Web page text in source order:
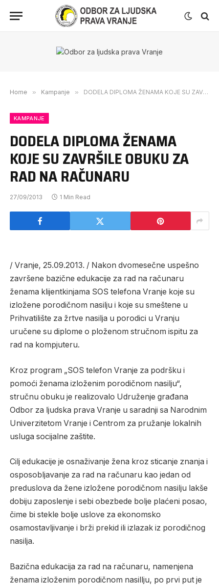
Home » Kampanje » DODELA DIPLOMA ŽENAMA KOJE SU ZAVRŠILE OBUKU ZA RAD NA RAČUNARU
KAMPANJE
DODELA DIPLOMA ŽENAMA
KOJE SU ZAVRŠILE OBUKU ZA
RAD NA RAČUNARU
27/09/2013 1 Min Read
/ Vranje, 25.09.2013. / Nakon dvomesečne uspešno
završene bazične edukacije za rad na računaru
ženama klijentkinjama SOS telefona Vranje koje su
izložene porodičnom nasilju i koje su smeštene u
Prihvatilište za žrtve nasilja u porodici u Vranju
uručene su diplome o ploženom stručnom ispitu za
rad na kompjuteru.
Kroz program „SOS telefon Vranje za podršku i
pomoći ženama izloženim porodičnom nasilju“,
stručnu obuku je realizovalo Udruženje građana
Odbor za ljudska prava Vranje u saradnji sa Narodnim
Univerzitetom Vranje i Centrom za pružanje lokalnih
usluga socijalne zaštite.
Cilj edukacije je osnaživanje žena kroz sticanje znanja i
osposobljavanje za rad na računaru kao jedan od
preduslova da žene izložene porodičnom nasilju lakše
dobiju zaposlenje i sebi obezbede bolje plaćeni posao,
čime bi stekle bolje uslove za ekonomsko
osamostavljivanje i brži prekid ili izlazak iz porodičnog
nasilja.
Bazična edukacija za rad na računaru, namenjena
ženama izloženim porodičnom nasillju, po prvi put je